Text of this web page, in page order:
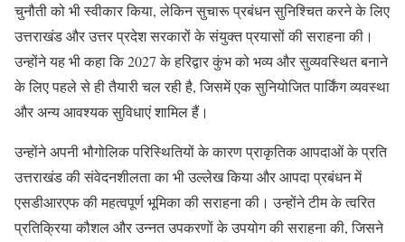
चुनौती को भी स्वीकार किया, लेकिन सुचारू प्रबंधन सुनिश्चित करने के लिए
उत्तराखंड और उत्तर प्रदेश सरकारों के संयुक्त प्रयासों की सराहना की।
उन्होंने यह भी कहा कि 2027 के हरिद्वार कुंभ को भव्य और सुव्यवस्थित बनाने
के लिए पहले से ही तैयारी चल रही है, जिसमें एक सुनियोजित पार्किंग व्यवस्था
और अन्य आवश्यक सुविधाएं शामिल हैं।
उन्होंने अपनी भौगोलिक परिस्थितियों के कारण प्राकृतिक आपदाओं के प्रति
उत्तराखंड की संवेदनशीलता का भी उल्लेख किया और आपदा प्रबंधन में
एसडीआरएफ की महत्वपूर्ण भूमिका की सराहना की। उन्होंने टीम के त्वरित
प्रतिक्रिया कौशल और उन्नत उपकरणों के उपयोग की सराहना की, जिसने